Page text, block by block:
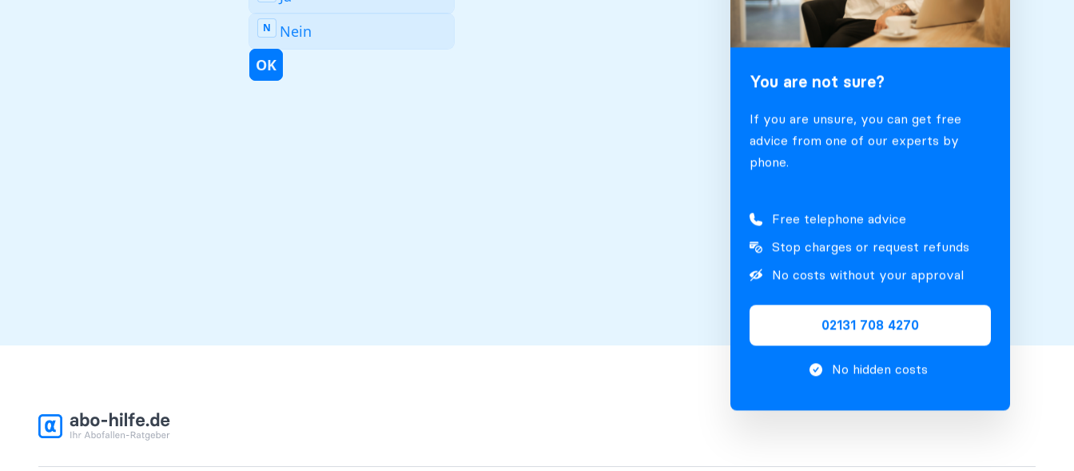
You are not sure?
If you are unsure, you can get free
advice from one of our experts by
phone.
Free telephone advice
Stop charges or request refunds
No costs without your approval
02131 708 4270
No hidden costs